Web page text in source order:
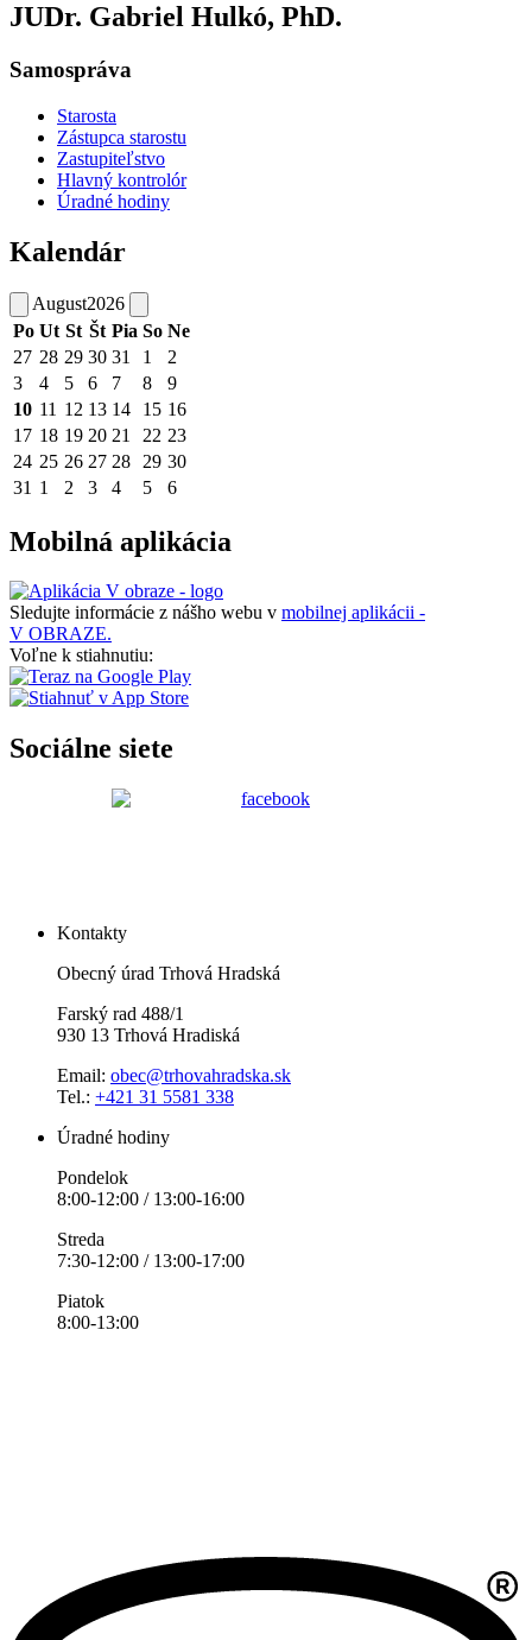
JUDr. Gabriel Hulkó, PhD.
Samospráva
Starosta
Zástupca starostu
Zastupiteľstvo
Hlavný kontrolór
Úradné hodiny
Kalendár
August2026
Po Ut St Št Pia So Ne
27 28 29 30 31 1
2
3
4 5 6 7 8
9
10 11 12 13 14 15 16
17 18 19 20 21 22 23
24 25 26 27 28 29 30
31 1 2 3 4 5 6
Mobilná aplikácia
Sledujte informácie z nášho webu v mobilnej aplikácii -
V OBRAZE.
Voľne k stiahnutiu:
Sociálne siete
Kontakty
Obecný úrad Trhová Hradská
Farský rad 488/1
930 13 Trhová Hradiská
Email: obec@trhovahradska.sk
Tel.: +421 31 5581 338
Úradné hodiny
Pondelok
8:00-12:00 / 13:00-16:00
Streda
7:30-12:00 / 13:00-17:00
Piatok
8:00-13:00